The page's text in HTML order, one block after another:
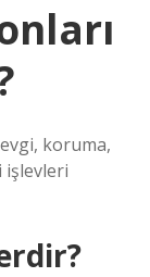
koruma,
işlevleri